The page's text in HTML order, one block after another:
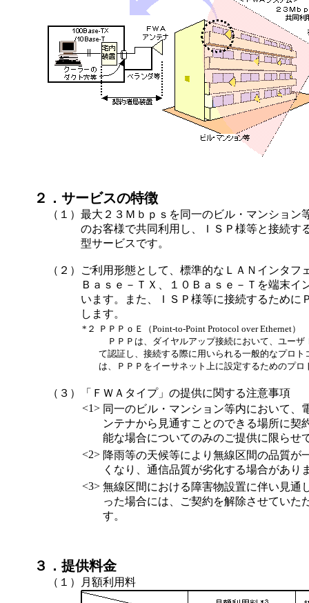
２．サービスの特徴
（１） 最大２３Ｍｂｐｓを同一のビル・マンション
のお客様で共同利用し、ＩＳＰ様等と接続す
型サービスです。
（２）
ご利用形態として、標準的なＬＡＮインタフ
Ｂａｓｅ－ＴＸ、１０Ｂａｓｅ－Ｔを端末イ
います。また、ＩＳＰ様等に接続するために
します。
*２
ＰＰＰｏＥ（Point-to-Point Protocol over Ethernet）
ＰＰＰは、ダイヤルアップ接続において、ユーザ
て認証し、接続する際に用いられる一般的なプロト
は、ＰＰＰをイーサネット上に設定するためのプロ
（３）
「ＦＷＡタイプ」の提供に関する注意事項
<1> 同一のビル・マンション等内において、
ンテナから見通すことのできる場所に契
能な場合についてのみのご提供に限らせ
<2> 降雨等の天候等により無線区間の品質が
くなり、通信品質が劣化する場合があり
<3> 無線区間における障害物設置に伴い見通
った場合には、ご契約を解除させていた
す。
３．提供料金
（１） 月額利用料